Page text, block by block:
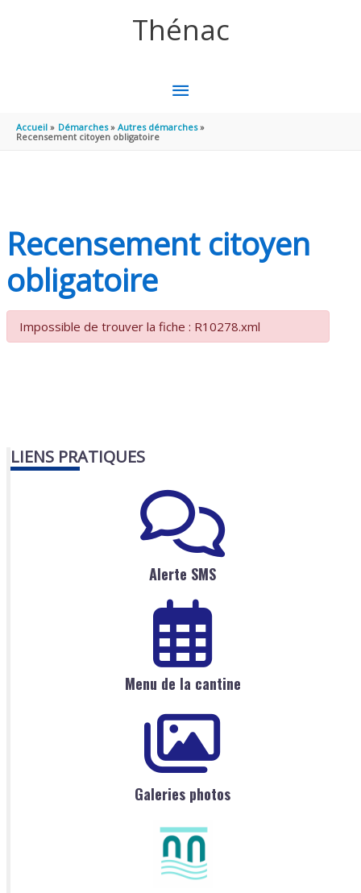
Thénac
MENU
PRINCIPAL
Accueil Démarches
Autres démarches
Recensement citoyen obligatoire
Recensement citoyen
obligatoire
Impossible de trouver la fiche : R10278.xml
LIENS PRATIQUES
Alerte SMS
Menu de la cantine
Galeries photos